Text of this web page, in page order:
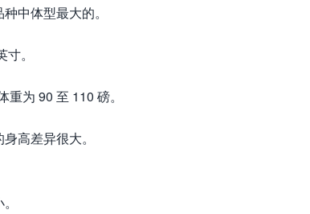
中体型最大的。
。
为 90 至 110 磅。
高差异很大。